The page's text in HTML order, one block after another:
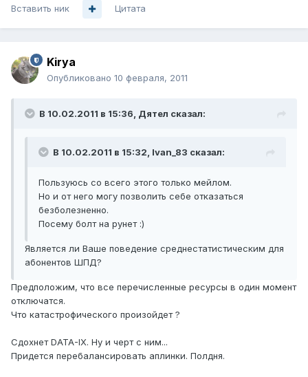
Вставить ник Цитата
Kirya
Опубликовано 10 февраля, 2011
В 10.02.2011 в 15:36, Дятел сказал:
В 10.02.2011 в 15:32, Ivan_83 сказал:
Пользуюсь со всего этого только мейлом.
Но и от него могу позволить себе отказаться
безболезненно.
Посему болт на рунет :)
Является ли Ваше поведение среднестатистическим для
абонентов ШПД?
Предположим, что все перечисленные ресурсы в один момент
отключатся.
Что катастрофического произойдет ?
Сдохнет DATA-IX. Ну и черт с ним...
Придется перебалансировать аплинки. Полдня.